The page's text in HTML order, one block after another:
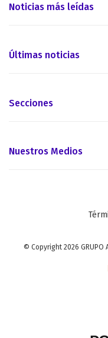
Noticias más leídas
Últimas noticias
Secciones
Nuestros Medios
© Copyright 2026 GRUPO